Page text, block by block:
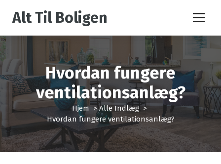
e
e
i
n
d
h
o
Alt Til Boligen
Hvordan fungere
ventilationsanlæg?
Hjem >Alle Indlæg>
Hvordan fungere ventilationsanlæg?